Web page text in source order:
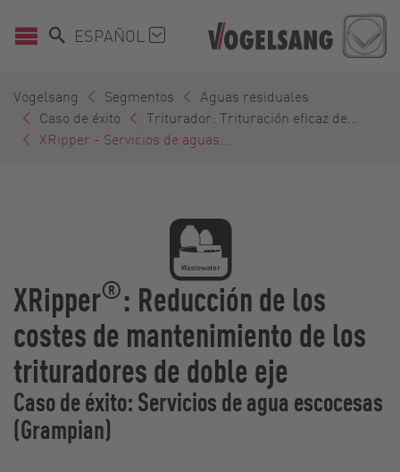
ESPAÑOL
Vogelsang Segmentos
Aguas residuales
Caso de éxito
Triturador: Trituración eficaz de...
XRipper - Servicios de aguas...
XRipper®: Reducción de los
costes de mantenimiento de los
trituradores de doble eje
Caso de éxito: Servicios de agua escocesas
(Grampian)